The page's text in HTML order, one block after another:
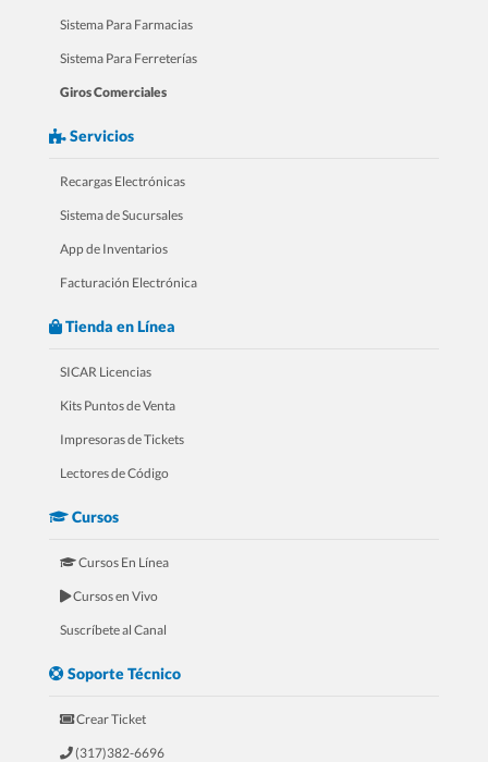
3.- Tours Para Refaccionarias
4.- Tours Para Ferreterias
5.- Tour Para Joyerías
Sistema Para Farmacias
Sistema Para Ferreterías
Giros Comerciales
Servicios
Recargas Electrónicas
Sistema de Sucursales
App de Inventarios
Facturación Electrónica
Tienda en Línea
SICAR Licencias
Kits Puntos de Venta
Impresoras de Tickets
Lectores de Código
Cursos
Cursos En Línea
Cursos en Vivo
Suscríbete al Canal
Soporte Técnico
Crear Ticket
(317)382-6696